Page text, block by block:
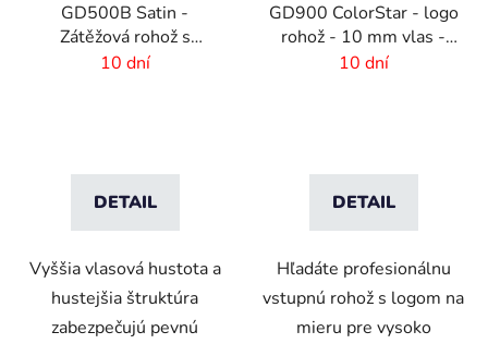
GD500B Satin -
Zátěžová rohož s
digitálnou potlačou a
10 dní
DETAIL
Vyššia vlasová hustota a
hustejšia štruktúra
zabezpečujú pevnú
GD900 ColorStar - logo
rohož - 10 mm vlas -
rozmer na mieru
10 dní
DETAIL
Hľadáte profesionálnu
vstupnú rohož s logom na
mieru pre vysoko